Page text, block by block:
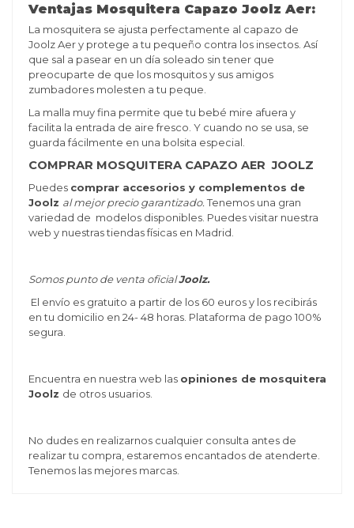
Ventajas Mosquitera Capazo Joolz Aer:
La mosquitera se ajusta perfectamente al capazo de
Joolz Aer y protege a tu pequeño contra los insectos. Así
que sal a pasear en un día soleado sin tener que
preocuparte de que los mosquitos y sus amigos
zumbadores molesten a tu peque.
La malla muy fina permite que tu bebé mire afuera y
facilita la entrada de aire fresco. Y cuando no se usa, se
guarda fácilmente en una bolsita especial.
COMPRAR MOSQUITERA CAPAZO AER JOOLZ
Puedes comprar accesorios y complementos de
Joolz al mejor precio garantizado.Tenemos una gran
variedad de modelos disponibles. Puedes visitar nuestra
web y nuestras tiendas físicas en Madrid.
Somos punto de venta oficialJoolz.
El envío es gratuito a partir de los 60 euros y los recibirás
en tu domicilio en 24- 48 horas. Plataforma de pago 100%
segura.
Encuentra en nuestra web las opiniones de mosquitera
Joolz de otros usuarios.
No dudes en realizarnos cualquier consulta antes de
realizar tu compra, estaremos encantados de atenderte.
Tenemos las mejores marcas.